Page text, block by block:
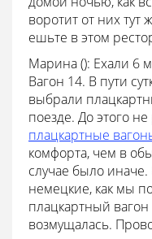
воротит от них тут
ешьте в этом
Марина (): Ехали 6
Вагон 14. В пути
выбрали
поезде. До этого
плацкартные
комфорта, чем в
случае было
немецкие, как мы
плацкартный
возмущалась.